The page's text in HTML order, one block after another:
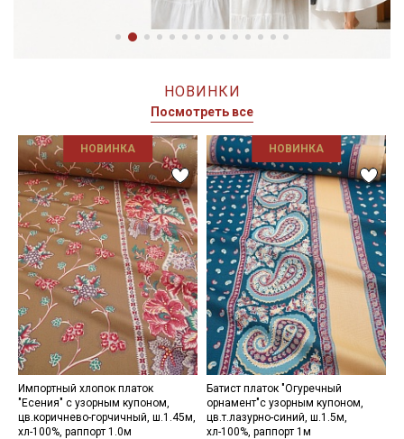
НОВИНКИ
Посмотреть все
НОВИНКА
Импортный хлопок платок
"Есения" с узорным купоном,
цв.коричнево-горчичный, ш.1.45м,
хл-100%, раппорт 1.0м
НОВИНКА
Батист платок "Огуречный
орнамент"с узорным купоном,
цв.т.лазурно-синий, ш.1.5м,
хл-100%, раппорт 1м